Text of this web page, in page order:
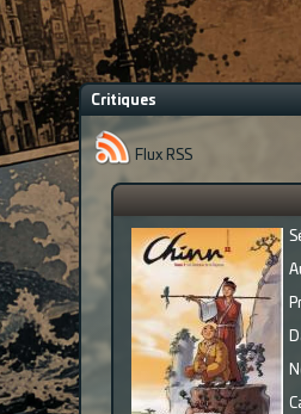
Critiques
Flux RSS